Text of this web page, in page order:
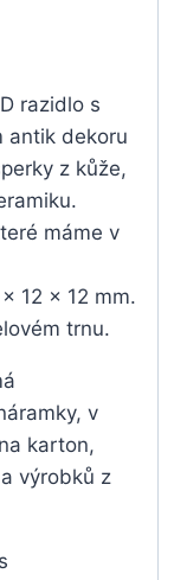
razidlo s
antik dekoru
z kůže,
máme v
12 x 12 mm.
trnu.
v
karton,
výrobků z